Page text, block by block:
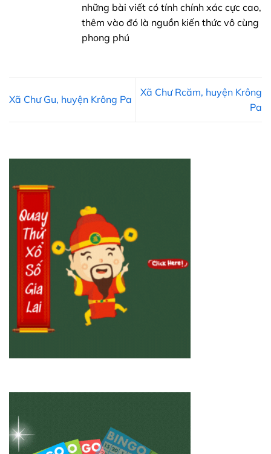
những bài viết có tính chính xác cực cao,
thêm vào đó là nguồn kiến thức vô cùng
phong phú
Xã Chư Gu, huyện Krông Pa
Xã Chư Rcăm, huyện Krông
Pa